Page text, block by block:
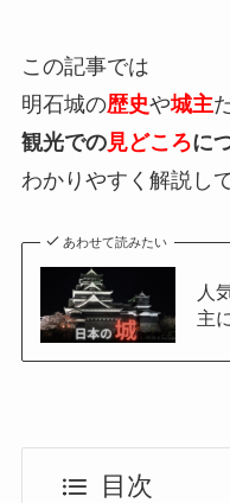
この記事では
明石城の歴史や城主
観光での見どころに
わかりやすく解説し
あわせて読みたい
人
主
目次